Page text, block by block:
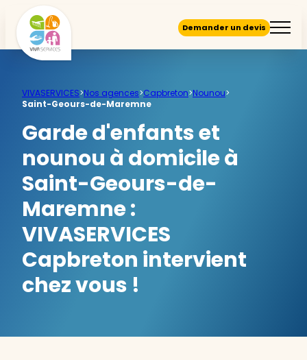
Demander un devis
VIVASERVICES>Nos agences>Capbreton>Nounou>
Saint-Geours-de-Maremne
Garde d'enfants et
nounou à domicile à
Saint-Geours-de-
Maremne :
VIVASERVICES
Capbreton intervient
chez vous !